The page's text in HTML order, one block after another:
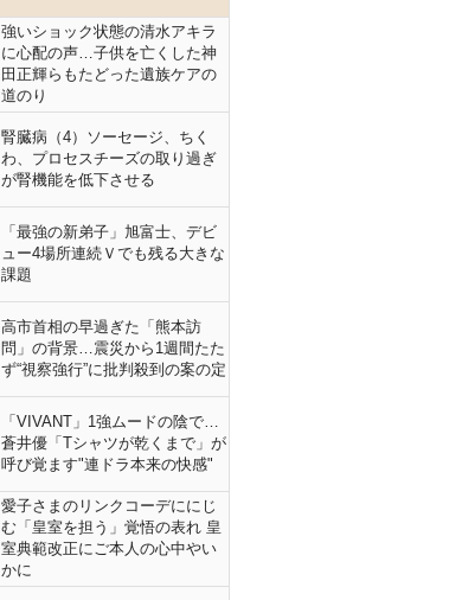
強いショック状態の清水アキラ
に心配の声…子供を亡くした神
田正輝らもたどった遺族ケアの
道のり
腎臓病（4）ソーセージ、ちく
わ、プロセスチーズの取り過ぎ
が腎機能を低下させる
「最強の新弟子」旭富士、デビ
ュー4場所連続Ｖでも残る大きな
課題
高市首相の早過ぎた「熊本訪
問」の背景…震災から1週間たた
ず“視察強行”に批判殺到の案の定
「VIVANT」1強ムードの陰で…
蒼井優「Tシャツが乾くまで」が
呼び覚ます"連ドラ本来の快感"
愛子さまのリンクコーデににじ
む「皇室を担う」覚悟の表れ 皇
室典範改正にご本人の心中やい
かに